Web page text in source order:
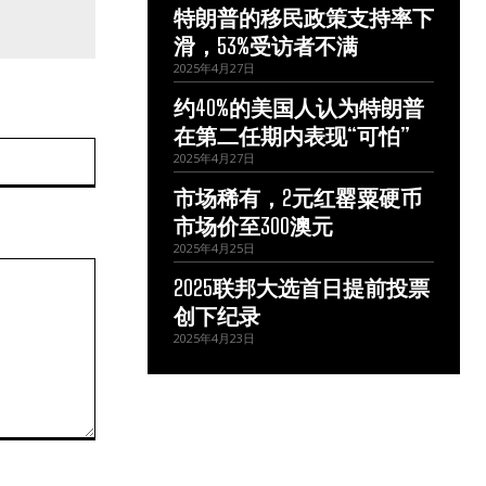
特朗普的移民政策支持率下
滑，53%受访者不满
2025年4月27日
约40%的美国人认为特朗普
在第二任期内表现“可怕”
2025年4月27日
市场稀有，2元红罂粟硬币
市场价至300澳元
2025年4月25日
2025联邦大选首日提前投票
创下纪录
2025年4月23日